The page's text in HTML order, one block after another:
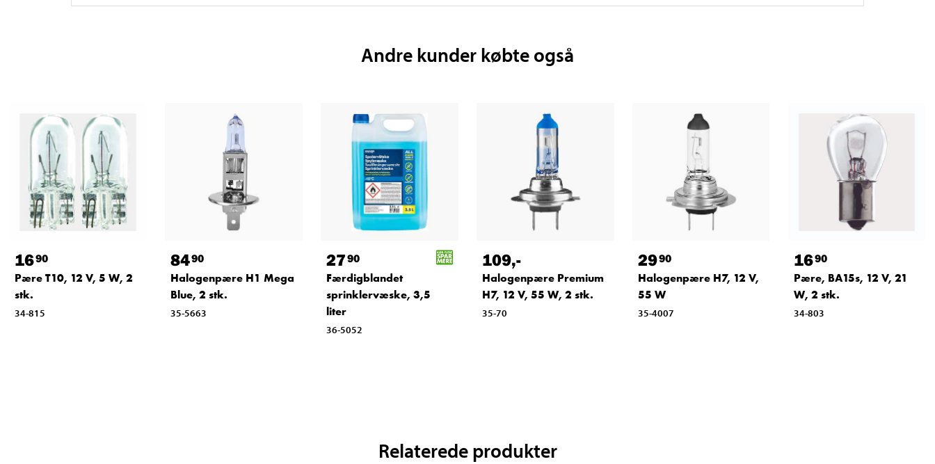
Andre kunder købte også
1690
Pære T10, 12 V, 5 W, 2
stk.
34-815
8490
Halogenpære H1 Mega
Blue, 2 stk.
35-5663
2790
Færdigblandet
sprinklervæske, 3,5
liter
36-5052
109,-
Halogenpære Premium
H7, 12 V, 55 W, 2 stk.
35-70
2990
Halogenpære H7, 12 V,
55 W
35-4007
1690
Pære, BA15s, 12 V, 21
W, 2 stk.
34-803
Relaterede produkter